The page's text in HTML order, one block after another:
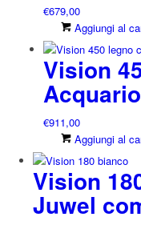
€679,00
Aggiungi al
Vision
€911,00
Aggiungi al
Vision
Juwel